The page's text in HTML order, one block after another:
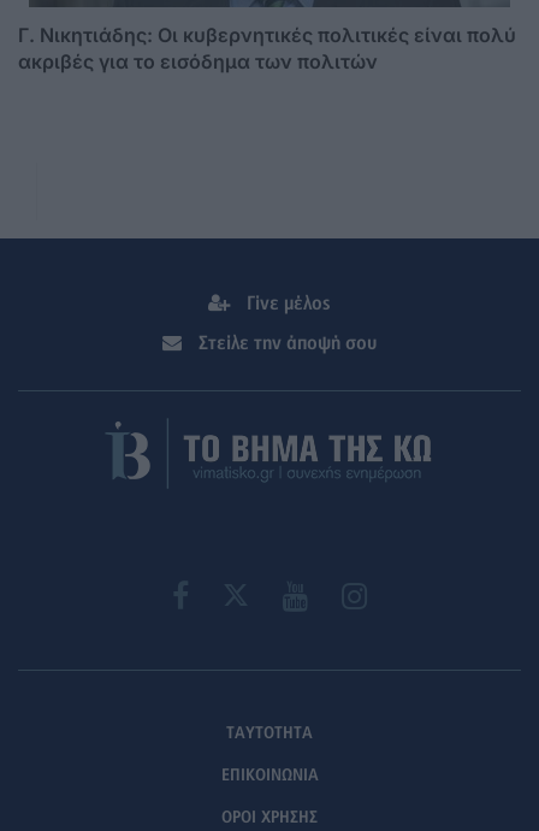
Γ. Νικητιάδης: Οι κυβερνητικές πολιτικές είναι πολύ
ακριβές για το εισόδημα των πολιτών
Γίνε μέλος
Στείλε την άποψή σου
ΤΑΥΤΟΤΗΤΑ
ΕΠΙΚΟΙΝΩΝΙΑ
ΟΡΟΙ ΧΡΗΣΗΣ